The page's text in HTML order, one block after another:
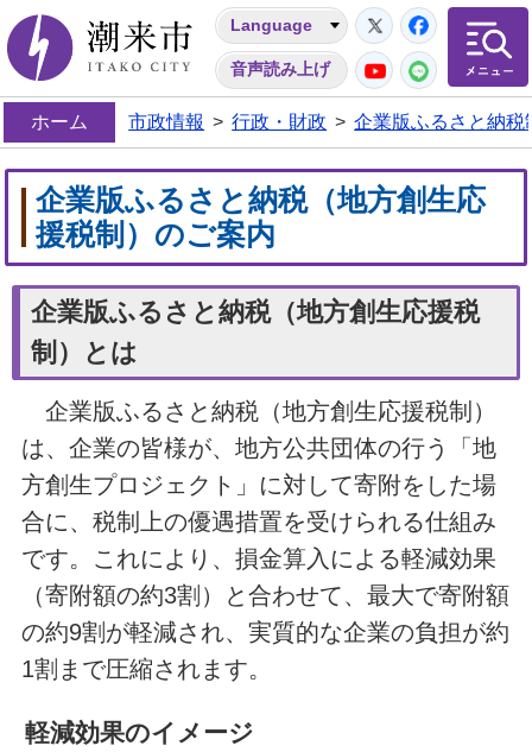
潮来市
Language
音声読み上げ
Twitter
YouTube
LINE
ホーム 市政情報 > 行政・財政 > 企業版ふるさと納税
企業版ふるさと納税（地方創生応
援税制）のご案内
企業版ふるさと納税（地方創生応援税
制）とは
企業版ふるさと納税（地方創生応援税制）
は、企業の皆様が、地方公共団体の行う「地
方創生プロジェクト」に対して寄附をした場
合に、税制上の優遇措置を受けられる仕組み
です。これにより、損金算入による軽減効果
（寄附額の約3割）と合わせて、最大で寄附額
の約9割が軽減され、実質的な企業の負担が約
1割まで圧縮されます。
軽減効果のイメージ